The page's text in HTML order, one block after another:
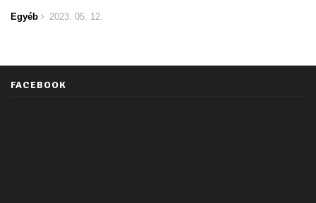
Egyéb 2023. 05. 12.
FACEBOOK